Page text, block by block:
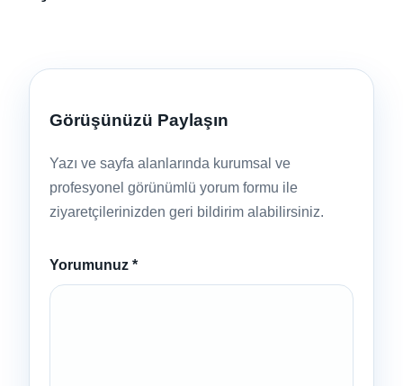
Görüşünüzü Paylaşın
Yazı ve sayfa alanlarında kurumsal ve
profesyonel görünümlü yorum formu ile
ziyaretçilerinizden geri bildirim alabilirsiniz.
Yorumunuz *